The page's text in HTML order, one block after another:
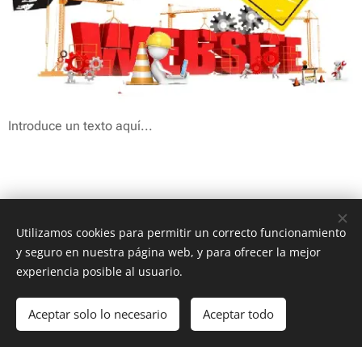
Introduce un texto aquí...
© 2019 SHURE LUBRICANTES SA DE CV / LA FUERZA QUE
LUBRICA
IZTAPALAPA CDMX TEL: 55 1043 6812 ; 55 5429 6377; 551043
6813
Cookies
Utilizamos cookies para permitir un correcto funcionamiento
y seguro en nuestra página web, y para ofrecer la mejor
experiencia posible al usuario.
Aceptar solo lo necesario Aceptar todo